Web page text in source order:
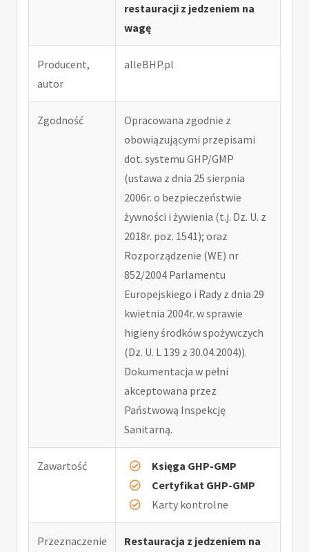
restauracji z jedzeniem na
wagę
Producent,
autor
alleBHP.pl
Zgodność
Opracowana zgodnie z
obowiązującymi przepisami
dot. systemu GHP/GMP
(ustawa z dnia 25 sierpnia
2006r. o bezpieczeństwie
żywności i żywienia (t.j. Dz. U. z
2018r. poz. 1541); oraz
Rozporządzenie (WE) nr
852/2004 Parlamentu
Europejskiego i Rady z dnia 29
kwietnia 2004r. w sprawie
higieny środków spożywczych
(Dz. U. L 139 z 30.04.2004)).
Dokumentacja w pełni
akceptowana przez
Państwową Inspekcję
Sanitarną.
Zawartość
Księga GHP-GMP
Certyfikat GHP-GMP
Karty kontrolne
Przeznaczenie
Restauracja z jedzeniem na